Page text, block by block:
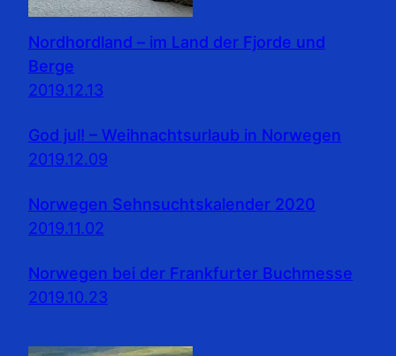
Nordhordland – im Land der Fjorde und
Berge
2019.12.13
God jul! – Weihnachtsurlaub in Norwegen
2019.12.09
Norwegen Sehnsuchtskalender 2020
2019.11.02
Norwegen bei der Frankfurter Buchmesse
2019.10.23